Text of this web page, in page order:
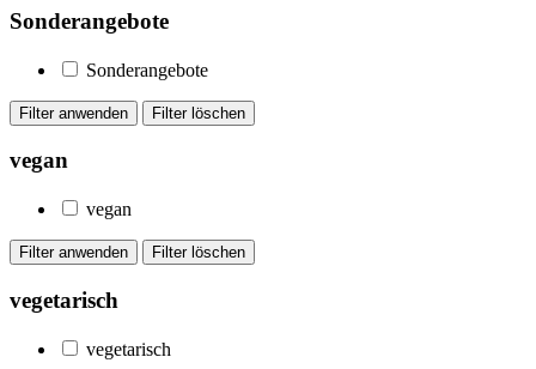
Sonderangebote
Sonderangebote
vegan
vegan
vegetarisch
vegetarisch